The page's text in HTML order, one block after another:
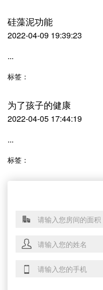
硅藻泥功能
2022-04-09 19:39:23
...
标签：
为了孩子的健康
2022-04-05 17:44:19
...
标签：